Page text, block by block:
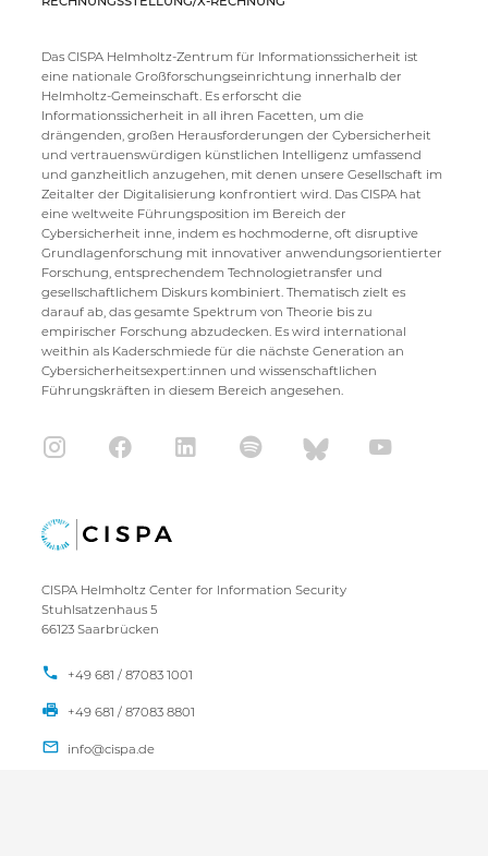
Das CISPA Helmholtz-Zentrum für Informationssicherheit ist
eine nationale Großforschungseinrichtung innerhalb der
Helmholtz-Gemeinschaft. Es erforscht die
Informationssicherheit in all ihren Facetten, um die
drängenden, großen Herausforderungen der Cybersicherheit
und vertrauenswürdigen künstlichen Intelligenz umfassend
und ganzheitlich anzugehen, mit denen unsere Gesellschaft im
Zeitalter der Digitalisierung konfrontiert wird. Das CISPA hat
eine weltweite Führungsposition im Bereich der
Cybersicherheit inne, indem es hochmoderne, oft disruptive
Grundlagenforschung mit innovativer anwendungsorientierter
Forschung, entsprechendem Technologietransfer und
gesellschaftlichem Diskurs kombiniert. Thematisch zielt es
darauf ab, das gesamte Spektrum von Theorie bis zu
empirischer Forschung abzudecken. Es wird international
weithin als Kaderschmiede für die nächste Generation an
Cybersicherheitsexpert:innen und wissenschaftlichen
Führungskräften in diesem Bereich angesehen.
CISPA Helmholtz Center for Information Security
Stuhlsatzenhaus 5
66123 Saarbrücken
+49 681 / 87083 1001
+49 681 / 87083 8801